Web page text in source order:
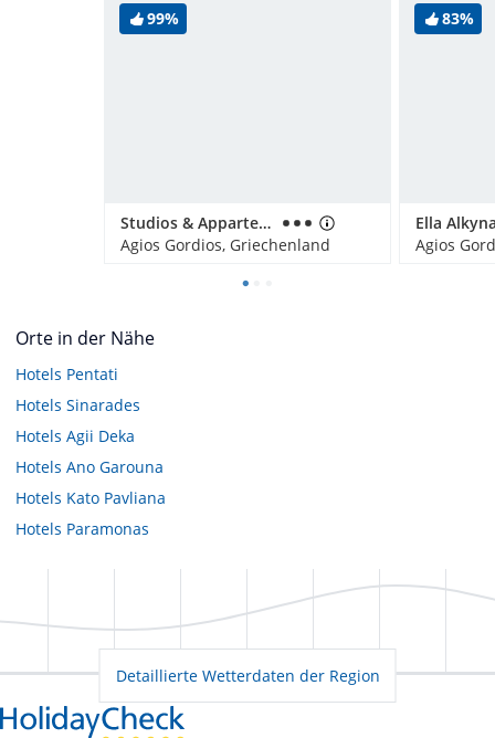
99%
Studios & Appartements Belvedere
Agios Gordios, Griechenland
83%
Ella
Agios
Orte in der Nähe
Hotels Pentati
Hotels Sinarades
Hotels Agii Deka
Hotels Ano Garouna
Hotels Kato Pavliana
Hotels Paramonas
Detaillierte Wetterdaten der Region